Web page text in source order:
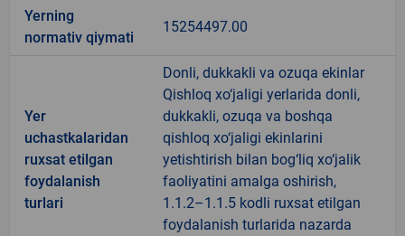
Yerning
normativ qiymati
15254497.00
Yer
uchastkalaridan
ruxsat etilgan
foydalanish
turlari
Donli, dukkakli va ozuqa ekinlar
Qishloq xo‘jaligi yerlarida donli,
dukkakli, ozuqa va boshqa
qishloq xo‘jaligi ekinlarini
yetishtirish bilan bog‘liq xo‘jalik
faoliyatini amalga oshirish,
1.1.2–1.1.5 kodli ruxsat etilgan
foydalanish turlarida nazarda